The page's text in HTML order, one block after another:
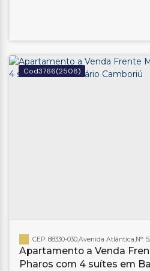
3766(2508)
Apartamento a Venda
Pharos com 4 suítes em
CEP: 88330-030,Avenida Atlântica,N°: